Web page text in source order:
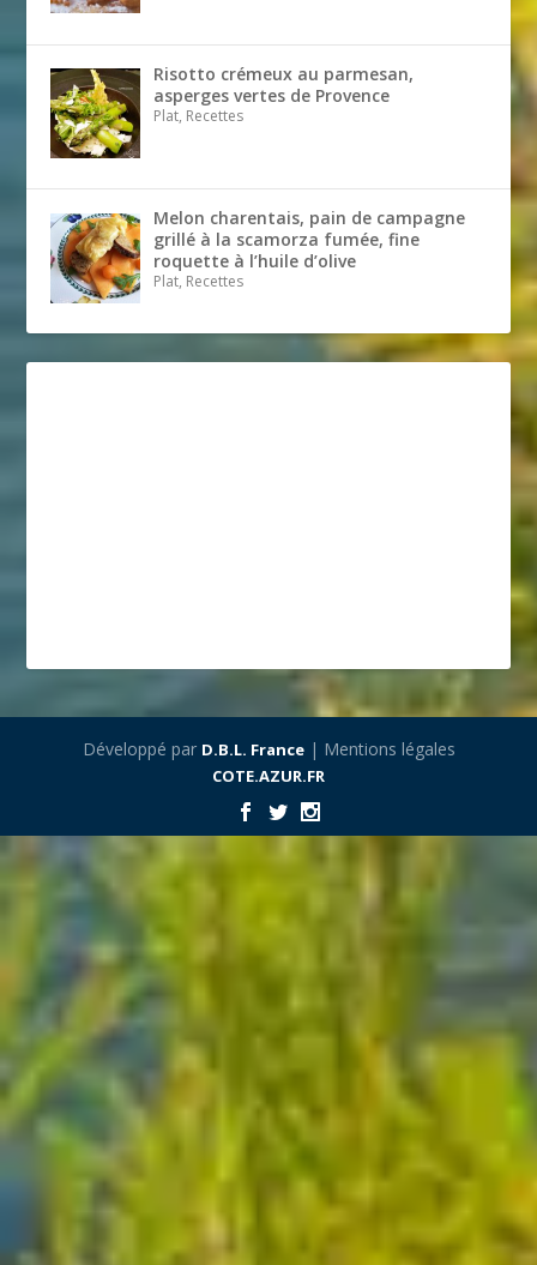
Risotto crémeux au parmesan,
asperges vertes de Provence
Plat, Recettes
Melon charentais, pain de campagne
grillé à la scamorza fumée, fine
roquette à l’huile d’olive
Plat, Recettes
Développé par D.B.L. France| Mentions légales
COTE.AZUR.FR